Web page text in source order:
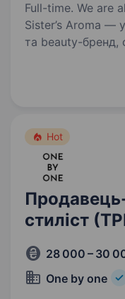
Full-time. We are
Sister’s Aroma —
та beauty-бренд,
Ми транслюємо
Hot
стиліст
28 000 – 30
One by one